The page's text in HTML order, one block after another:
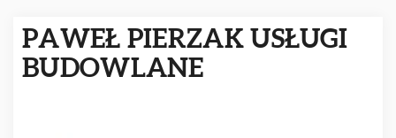
PAWEŁ PIERZAK USŁUGI
BUDOWLANE